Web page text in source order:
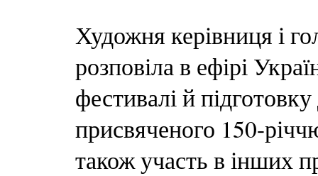
Художня керівниця і
розповіла в ефірі
фестивалі й
присвяченого 150-
також участь в інших